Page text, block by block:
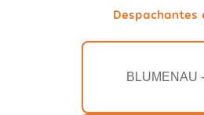
Despachantes
BLUMENAU